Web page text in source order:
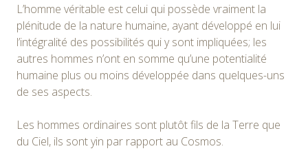
L’homme véritable est celui qui possède vraiment la
plénitude de la nature humaine, ayant développé en lui
l’intégralité des possibilités qui y sont impliquées; les
autres hommes n’ont en somme qu’une potentialité
humaine plus ou moins développée dans quelques-uns
de ses aspects.
Les hommes ordinaires sont plutôt fils de la Terre que
du Ciel, ils sont yin par rapport au Cosmos.